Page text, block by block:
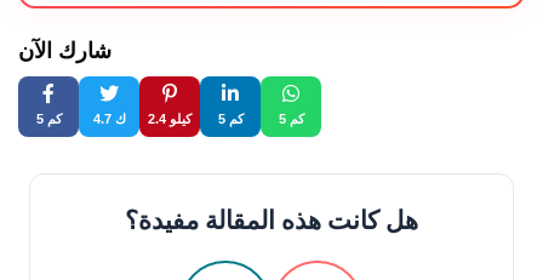
شارك الآن
5 كم 4.7 ك 2.4 كيلو 5 كم 5 كم
هل كانت هذه المقالة مفيدة؟